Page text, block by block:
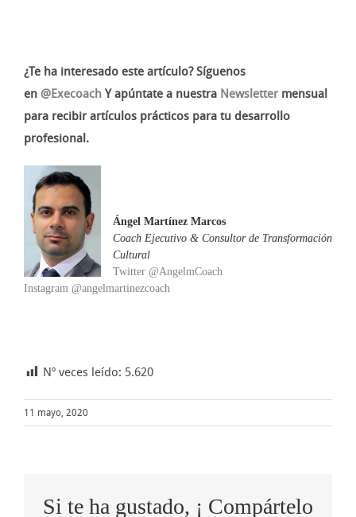
¿Te ha interesado este artículo? Síguenos
en @Execoach Y apúntate a nuestra Newslettermensual
para recibir artículos prácticos para tu desarrollo
profesional.
Ángel Martínez Marcos
Coach Ejecutivo & Consultor de Transformación
Cultural
Twitter @AngelmCoach
Instagram @angelmartinezcoach
Nº veces leído: 5.620
11 mayo, 2020
Si te ha gustado, ¡ Compártelo